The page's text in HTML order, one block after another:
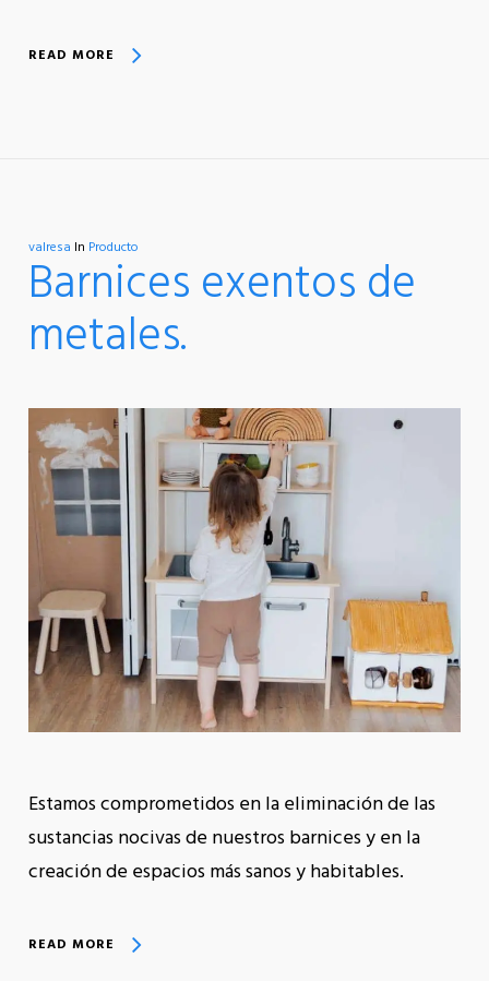
READ MORE
valresa In Producto
Barnices exentos de
metales.
Estamos comprometidos en la eliminación de las
sustancias nocivas de nuestros barnices y en la
creación de espacios más sanos y habitables.
READ MORE